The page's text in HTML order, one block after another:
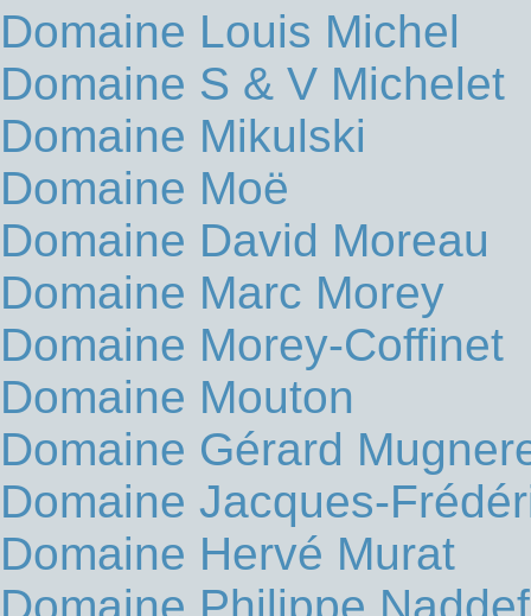
Domaine Louis Michel
Domaine S & V Michelet
Domaine Mikulski
Domaine Moë
Domaine David Moreau
Domaine Marc Morey
Domaine Morey-Coffinet
Domaine Mouton
Domaine Gérard
Domaine Jacques-
Domaine Hervé Murat